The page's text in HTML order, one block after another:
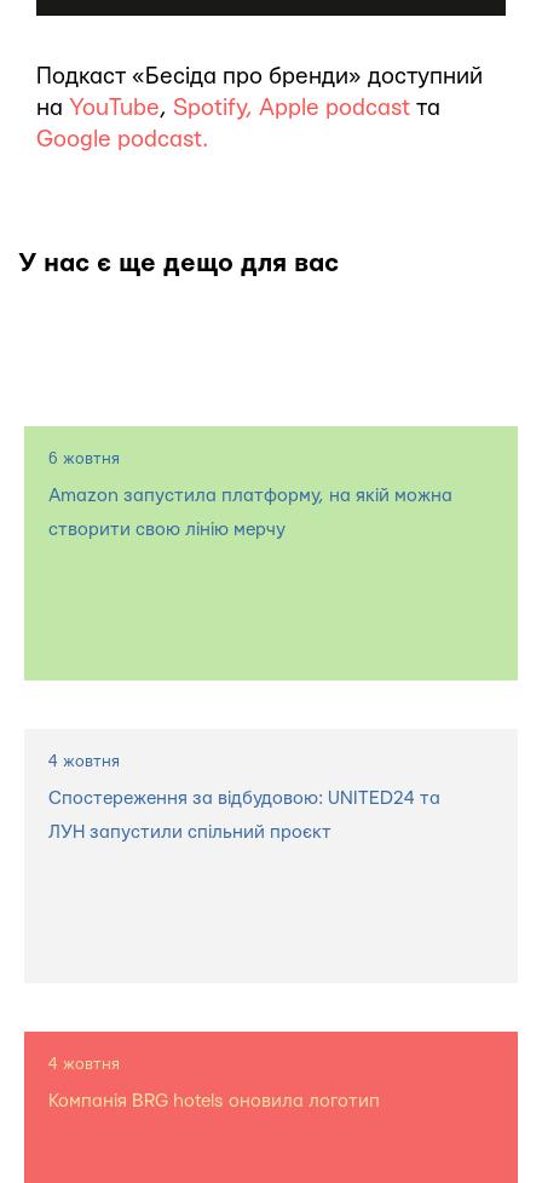
Подкаст «Бесіда про бренди» доступний
на YouTube, Spotify, Apple podcast та
Google podcast.
У нас є ще дещо для вас
6 жовтня
Amazon запустила платформу, на якій можна
створити свою лінію мерчу
4 жовтня
Спостереження за відбудовою: UNITED24 та
ЛУН запустили спільний проєкт
4 жовтня
Компанія BRG hotels оновила логотип